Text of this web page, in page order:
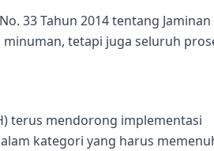
33 Tahun 2014 tentang Jaminan
tetapi juga seluruh
terus mendorong implementasi
kategori yang harus